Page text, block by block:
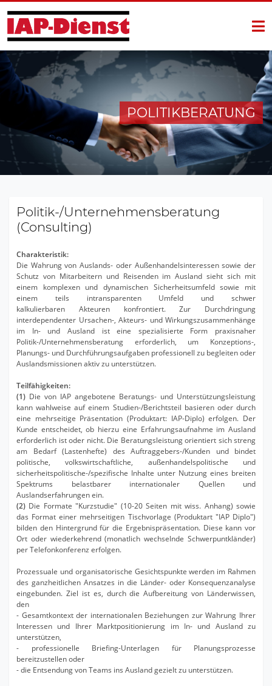
POLITIKBERATUNG
Politik-/Unternehmensberatung
(Consulting)
Charakteristik:
Die Wahrung von Auslands- oder Außenhandelsinteressen sowie der
Schutz von Mitarbeitern und Reisenden im Ausland sieht sich mit
einem komplexen und dynamischen Sicherheitsumfeld sowie mit
einem teils intransparenten Umfeld und schwer
kalkulierbaren Akteuren konfrontiert. Zur Durchdringung
interdependenter Ursachen-, Akteurs- und Wirkungszusammenhänge
im In- und Ausland ist eine spezialisierte Form praxisnaher
Politik-/Unternehmensberatung erforderlich, um Konzeptions-,
Planungs- und Durchführungsaufgaben professionell zu begleiten oder
Auslandsmissionen aktiv zu unterstützen.
Teilfähigkeiten:
(1) Die von IAP angebotene Beratungs- und Unterstützungsleistung
kann wahlweise auf einem Studien-/Berichtsteil basieren oder durch
eine mehrseitige Präsentation (Produktart: IAP-Diplo) erfolgen. Der
Kunde entscheidet, ob hierzu eine Erfahrungsaufnahme im Ausland
erforderlich ist oder nicht. Die Beratungsleistung orientiert sich streng
am Bedarf (Lastenhefte) des Auftraggebers-/Kunden und bindet
politische, volkswirtschaftliche, außenhandelspolitische und
sicherheitspolitische-/spezifische Inhalte unter Nutzung eines breiten
Spektrums belastbarer internationaler Quellen und
Auslandserfahrungen ein.
(2) Die Formate "Kurzstudie" (10-20 Seiten mit wiss. Anhang) sowie
das Format einer mehrseitigen Tischvorlage (Produktart "IAP Diplo")
bilden den Hintergrund für die Ergebnispräsentation. Diese kann vor
Ort oder wiederkehrend (monatlich wechselnde Schwerpuntkländer)
per Telefonkonferenz erfolgen.
Prozessuale und organisatorische Gesichtspunkte werden im Rahmen
des ganzheitlichen Ansatzes in die Länder- oder Konsequenzanalyse
eingebunden. Ziel ist es, durch die Aufbereitung von Länderwissen,
den
- Gesamtkontext der internationalen Beziehungen zur Wahrung Ihrer
Interessen und Ihrer Marktpositionierung im In- und Ausland zu
unterstützen,
- professionelle Briefing-Unterlagen für Planungsprozesse
bereitzustellen oder
- die Entsendung von Teams ins Ausland gezielt zu unterstützen.